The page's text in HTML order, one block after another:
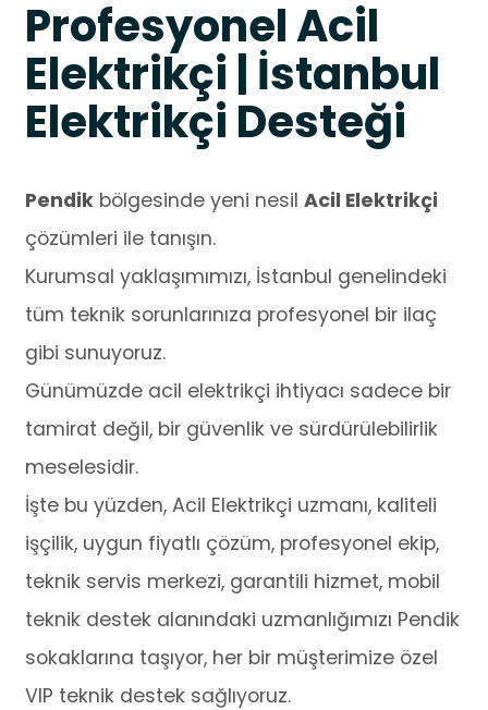
Profesyonel Acil
Elektrikçi | İstanbul
Elektrikçi Desteği
Pendik bölgesinde yeni nesil Acil Elektrikçi
çözümleri ile tanışın.
Kurumsal yaklaşımımızı, İstanbul genelindeki
tüm teknik sorunlarınıza profesyonel bir ilaç
gibi sunuyoruz.
Günümüzde acil elektrikçi ihtiyacı sadece bir
tamirat değil, bir güvenlik ve sürdürülebilirlik
meselesidir.
İşte bu yüzden, Acil Elektrikçi uzmanı, kaliteli
işçilik, uygun fiyatlı çözüm, profesyonel ekip,
teknik servis merkezi, garantili hizmet, mobil
teknik destek alanındaki uzmanlığımızı Pendik
sokaklarına taşıyor, her bir müşterimize özel
VIP teknik destek sağlıyoruz.